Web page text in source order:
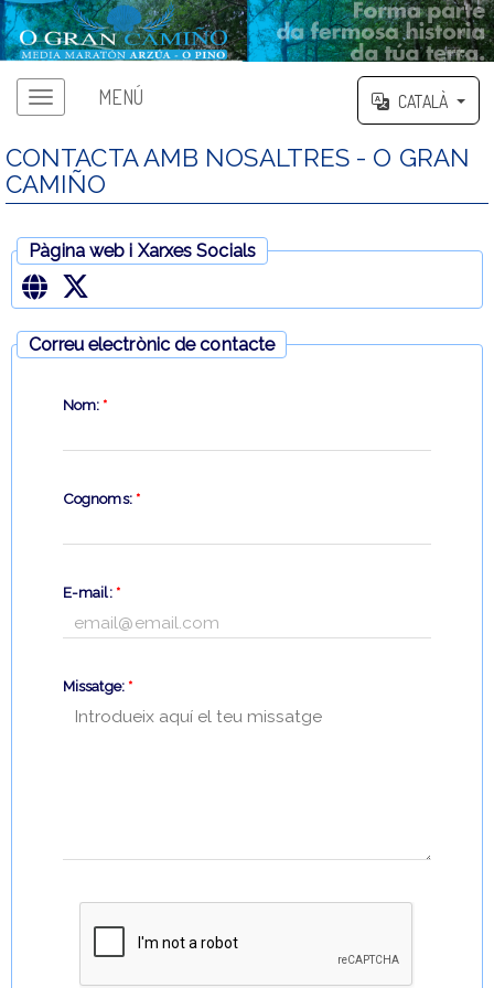
MENÚ CATALÀ
CONTACTA AMB NOSALTRES - O GRAN
CAMIÑO
Pàgina web i Xarxes Socials
Correu electrònic de contacte
Nom: *
Cognoms: *
E-mail: *
Missatge: *